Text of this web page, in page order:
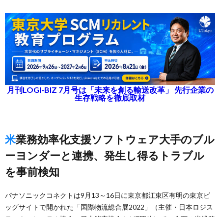
月刊LOGI-BIZ 7月号は「未来を創る輸送改革」 先行企業の
生存戦略を徹底取材
米業務効率化支援ソフトウェア大手のブル
ーヨンダーと連携、発生し得るトラブル
を事前検知
パナソニックコネクトは9月13～16日に東京都江東区有明の東京ビ
ッグサイトで開かれた「国際物流総合展2022」（主催・日本ロジス